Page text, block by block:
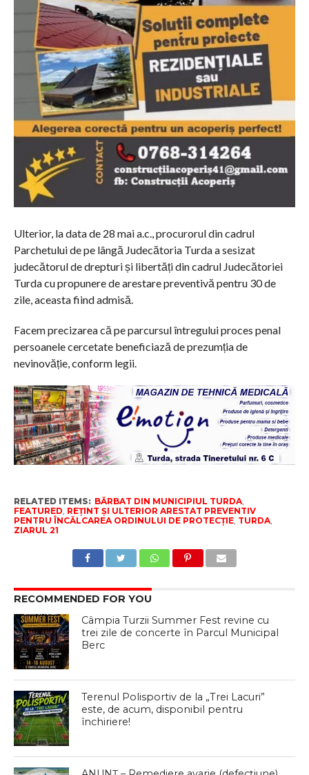
Ulterior, la data de 28 mai a.c., procurorul din cadrul
Parchetului de pe lângă Judecătoria Turda a sesizat
judecătorul de drepturi și libertăți din cadrul Judecătoriei
Turda cu propunere de arestare preventivă pentru 30 de
zile, aceasta fiind admisă.
Facem precizarea că pe parcursul întregului proces penal
persoanele cercetate beneficiază de prezumția de
nevinovăție, conform legii.
RELATED ITEMS: BĂRBAT DIN MUNICIPIUL TURDA,
FEATURED REȚINT ȘI ULTERIOR ARESTAT PREVENTIV
PENTRU ÎNCĂLCAREA ORDINULUI DE PROTECȚIE, TURDA,
ZIARUL 21
RECOMMENDED FOR YOU
Câmpia Turzii Summer Fest revine cu
trei zile de concerte în Parcul Municipal
Berc
Terenul Polisportiv de la „Trei Lacuri”
este, de acum, disponibil pentru
închiriere!